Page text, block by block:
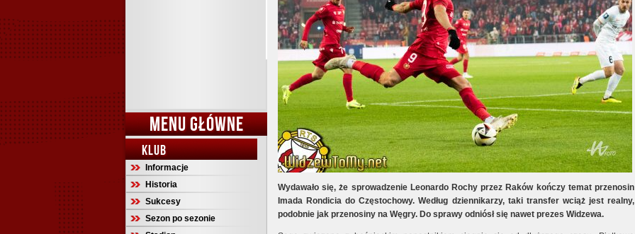
MENU GŁÓWNE
KLUB
Informacje
Historia
Sukcesy
Sezon po sezonie
Wydawało się, że sprowadzenie Leonardo Rochy przez Raków kończy temat przenosin
Imada Rondicia do Częstochowy. Według dziennikarzy, taki transfer wciąż jest realny,
podobnie jak przenosiny na Węgry. Do sprawy odniósł się nawet prezes Widzewa.